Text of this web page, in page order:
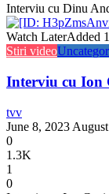
Interviu cu Dinu
Watch LaterAdded
Stiri video
Interviu cu Ion
tvv
June 8, 2023
0
1.3K
1
0